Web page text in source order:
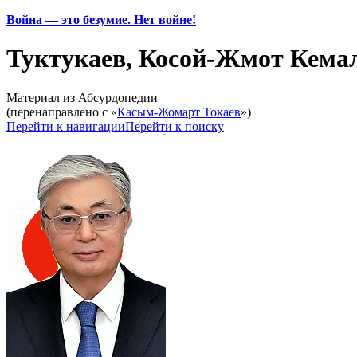
Война — это безумие. Нет войне!
Туктукаев, Косой-Жмот
Материал из Абсурдопедии
(перенаправлено с «Касым-Жомарт Токаев»)
Перейти к навигацииПерейти к поиску